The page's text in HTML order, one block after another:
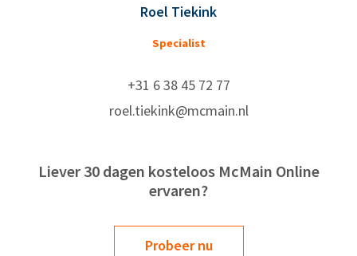
Roel Tiekink
Specialist
+31 6 38 45 72 77
roel.tiekink@mcmain.nl
Liever 30 dagen kosteloos McMain Online
ervaren?
Probeer nu